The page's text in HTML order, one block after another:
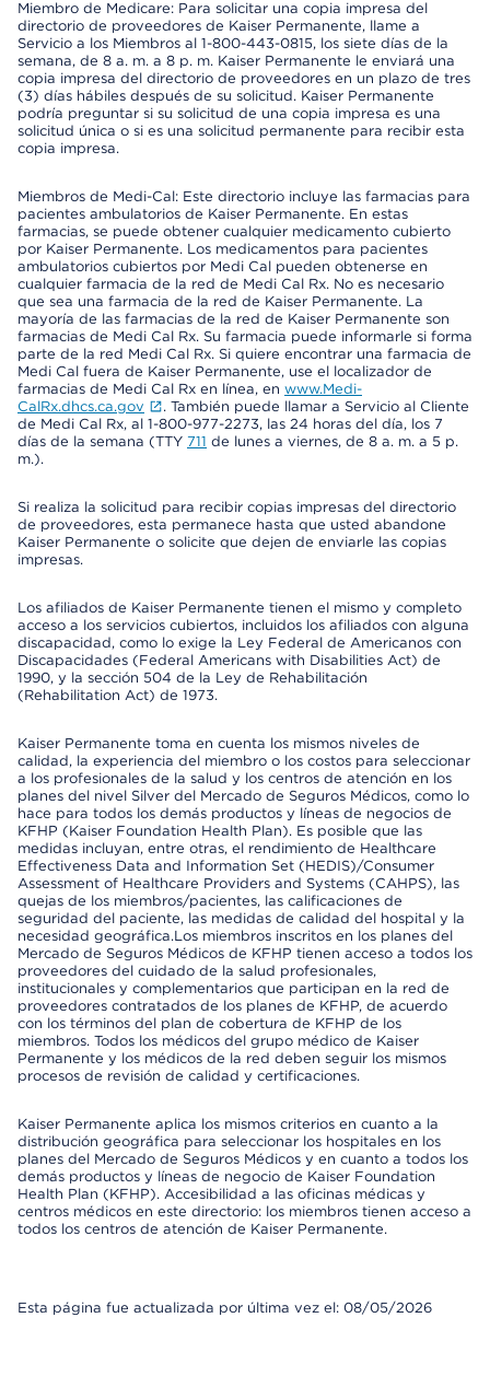
Miembro de Medicare: Para solicitar una copia impresa del
directorio de proveedores de Kaiser Permanente, llame a
Servicio a los Miembros al 1-800-443-0815, los siete días de la
semana, de 8 a. m. a 8 p. m. Kaiser Permanente le enviará una
copia impresa del directorio de proveedores en un plazo de tres
(3) días hábiles después de su solicitud. Kaiser Permanente
podría preguntar si su solicitud de una copia impresa es una
solicitud única o si es una solicitud permanente para recibir esta
copia impresa.
Miembros de Medi-Cal: Este directorio incluye las farmacias para
pacientes ambulatorios de Kaiser Permanente. En estas
farmacias, se puede obtener cualquier medicamento cubierto
por Kaiser Permanente. Los medicamentos para pacientes
ambulatorios cubiertos por Medi Cal pueden obtenerse en
cualquier farmacia de la red de Medi Cal Rx. No es necesario
que sea una farmacia de la red de Kaiser Permanente. La
mayoría de las farmacias de la red de Kaiser Permanente son
farmacias de Medi Cal Rx. Su farmacia puede informarle si forma
parte de la red Medi Cal Rx. Si quiere encontrar una farmacia de
Medi Cal fuera de Kaiser Permanente, use el localizador de
farmacias de Medi Cal Rx en línea, en www.Medi-
CalRx.dhcs.ca.gov
. También puede llamar a Servicio al Cliente
de Medi Cal Rx, al 1-800-977-2273, las 24 horas del día, los 7
días de la semana (TTY 711 de lunes a viernes, de 8 a. m. a 5 p.
m.).
Si realiza la solicitud para recibir copias impresas del directorio
de proveedores, esta permanece hasta que usted abandone
Kaiser Permanente o solicite que dejen de enviarle las copias
impresas.
Los afiliados de Kaiser Permanente tienen el mismo y completo
acceso a los servicios cubiertos, incluidos los afiliados con alguna
discapacidad, como lo exige la Ley Federal de Americanos con
Discapacidades (Federal Americans with Disabilities Act) de
1990, y la sección 504 de la Ley de Rehabilitación
(Rehabilitation Act) de 1973.
Kaiser Permanente toma en cuenta los mismos niveles de
calidad, la experiencia del miembro o los costos para seleccionar
a los profesionales de la salud y los centros de atención en los
planes del nivel Silver del Mercado de Seguros Médicos, como lo
hace para todos los demás productos y líneas de negocios de
KFHP (Kaiser Foundation Health Plan). Es posible que las
medidas incluyan, entre otras, el rendimiento de Healthcare
Effectiveness Data and Information Set (HEDIS)/Consumer
Assessment of Healthcare Providers and Systems (CAHPS), las
quejas de los miembros/pacientes, las calificaciones de
seguridad del paciente, las medidas de calidad del hospital y la
necesidad geográfica.Los miembros inscritos en los planes del
Mercado de Seguros Médicos de KFHP tienen acceso a todos los
proveedores del cuidado de la salud profesionales,
institucionales y complementarios que participan en la red de
proveedores contratados de los planes de KFHP, de acuerdo
con los términos del plan de cobertura de KFHP de los
miembros. Todos los médicos del grupo médico de Kaiser
Permanente y los médicos de la red deben seguir los mismos
procesos de revisión de calidad y certificaciones.
Kaiser Permanente aplica los mismos criterios en cuanto a la
distribución geográfica para seleccionar los hospitales en los
planes del Mercado de Seguros Médicos y en cuanto a todos los
demás productos y líneas de negocio de Kaiser Foundation
Health Plan (KFHP). Accesibilidad a las oficinas médicas y
centros médicos en este directorio: los miembros tienen acceso a
todos los centros de atención de Kaiser Permanente.
Esta página fue actualizada por última vez el: 08/05/2026